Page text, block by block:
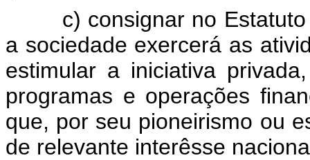
c) consignar no Estatuto
a sociedade exercerá as
estimular a iniciativa
programas e operações
que, por seu pioneirismo ou
de relevante interêsse